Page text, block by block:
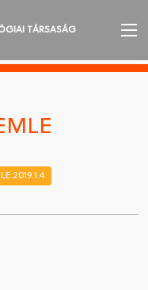
TÁRSASÁG